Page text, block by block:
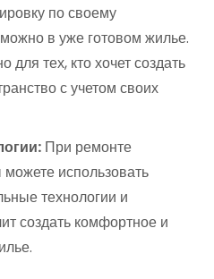
по своему
в уже готовом жилье.
для тех, кто хочет создать
с учетом своих
При ремонте
использовать
технологии и
создать комфортное и